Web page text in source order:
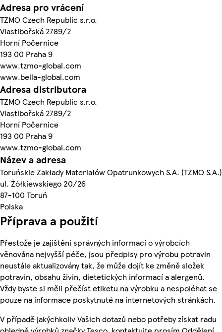
Adresa pro vrácení
TZMO Czech Republic s.r.o.
Vlastibořská 2789/2
Horní Počernice
193 00 Praha 9
www.tzmo-global.com
www.bella-global.com
Adresa distributora
TZMO Czech Republic s.r.o.
Vlastibořská 2789/2
Horní Počernice
193 00 Praha 9
www.tzmo-global.com
Název a adresa
Toruńskie Zakłady Materiałów Opatrunkowych S.A. (TZMO S.A.)
ul. Żółkiewskiego 20/26
87-100 Toruń
Polska
Příprava a použití
Přestože je zajištění správných informací o výrobcích
věnována nejvyšší péče, jsou předpisy pro výrobu potravin
neustále aktualizovány tak, že může dojít ke změně složek
potravin, obsahu živin, dietetických informací a alergenů.
Vždy byste si měli přečíst etiketu na výrobku a nespoléhat se
pouze na informace poskytnuté na internetových stránkách.
V případě jakýchkoliv Vašich dotazů nebo potřeby získat radu